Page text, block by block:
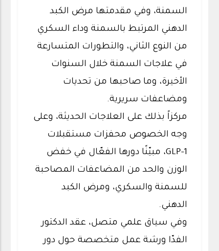
السمنة، وفي مقدمتها مرض الكبد
الدهني المرتبط بالسمنة وداء السكري
من النوع الثاني، والتطورات المتسارعة
في علاجات السمنة خلال السنوات
الأخيرة، وما صاحبها من تحديات
ومضاعفات سريرية.
مركزاً بذلك على العلاجات الحديثة، وعلى
وجه الخصوص محفزات مستقبلات
GLP-1، مبيّنًا دورها الفعّال في خفض
الوزن والحد من المضاعفات المصاحبة
للسمنة والسكري، ومرض الكبد
الدهني.
وفي سياق علمي متصل، عقد الدكتور
الفدّا ورشة عمل متخصصة حول دور